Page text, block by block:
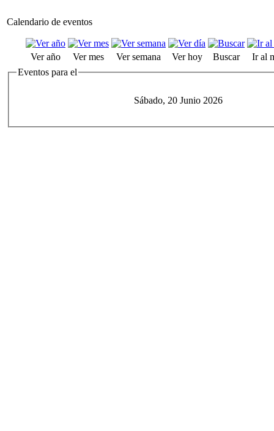
Calendario de eventos
Ver año Ver mes Ver semana Ver hoy Buscar
Ir al
Eventos para el
Sábado, 20 Junio 2026